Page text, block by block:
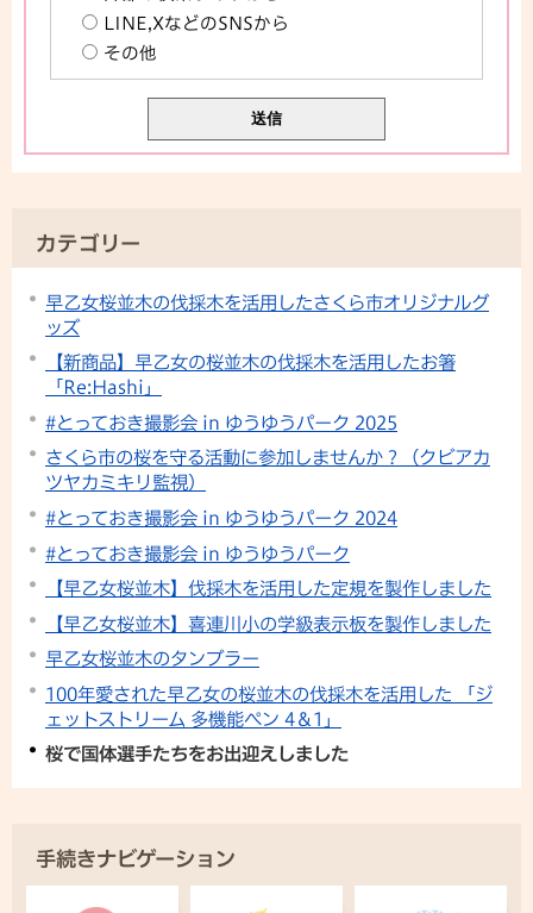
LINE,XなどのSNSから
その他
カテゴリー
早乙女桜並木の伐採木を活用したさくら市オリジナルグ
ッズ
【新商品】早乙女の桜並木の伐採木を活用したお箸
「Re:Hashi」
#とっておき撮影会 in ゆうゆうパーク 2025
さくら市の桜を守る活動に参加しませんか？（クビアカ
ツヤカミキリ監視）
#とっておき撮影会 in ゆうゆうパーク 2024
#とっておき撮影会 in ゆうゆうパーク
【早乙女桜並木】伐採木を活用した定規を製作しました
【早乙女桜並木】喜連川小の学級表示板を製作しました
早乙女桜並木のタンブラー
100年愛された早乙女の桜並木の伐採木を活用した 「ジ
ェットストリーム 多機能ペン 4＆1」
桜で国体選手たちをお出迎えしました
手続きナビゲーション